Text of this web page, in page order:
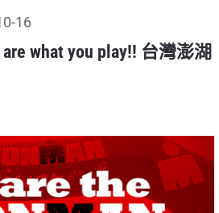
16
what you play!! 台灣澎湖